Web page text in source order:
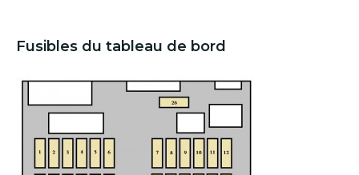
Fusibles du tableau de bord